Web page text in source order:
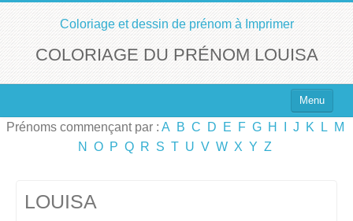
Coloriage et dessin de prénom à Imprimer
COLORIAGE DU PRÉNOM LOUISA
Menu
Top 100 des Prénoms
Prénoms commençant par : A B C D E F G H J K L
M
N
O P Q R S T U V W X Y Z
LOUISA